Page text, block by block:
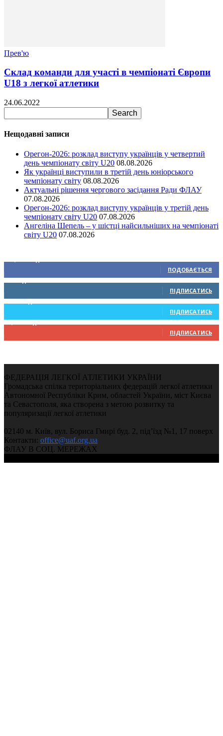
Прев'ю
Склад команди для участі в чемпіонаті Європи
U18 з легкої атлетики
24.06.2022
Нещодавні записи
Орегон-2026: розклад виступу українців у четвертий
день чемпіонату світу U20 08.08.2026
Як українці виступили в третій день юніорського
чемпіонату світу 08.08.2026
Актуальні рішення чергового засідання Ради ФЛАУ
07.08.2026
Орегон-2026: розклад виступу українців у третій день
чемпіонату світу U20 07.08.2026
Ангеліна Шепель – у шістці найсильніших на чемпіонаті
світу U20 07.08.2026
ПОДОБАЄТЬСЯ
ПІДПИСАТИСЬ
ПІДПИСАТИСЬ
ПІДПИСАТИСЬ
ФЕДЕРАЦІЯ ЛЕГКОЇ АТЛЕТИКИ УКРАЇНИ
Громадська спілка територіальних федерацій легкої атлетики
Автономної Республіки Крим, областей України, міст Києва
та Севастополя, яка створена з метою розвитку та
популяризації легкої атлетики
02140 м. Київ, вул. Бориса Гмирі буд. 2, під’їзд №1, 17 поверх
Контакти: office@uaf.org.ua
ФЛАУ В СОЦ. МЕРЕЖАХ